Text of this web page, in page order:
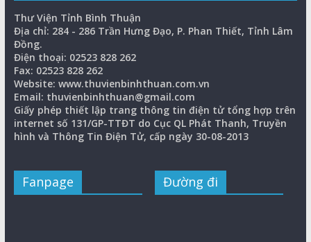
Thư Viện Tỉnh Bình Thuận
Địa chỉ: 284 - 286 Trần Hưng Đạo, P. Phan Thiết, Tỉnh Lâm
Đồng.
Điện thoại: 02523 828 262
Fax: 02523 828 262
Website: www.thuvienbinhthuan.com.vn
Email: thuvienbinhthuan@gmail.com
Giấy phép thiết lập trang thông tin điện tử tổng hợp trên
internet số 131/GP-TTĐT do Cục QL Phát Thanh, Truyền
hình và Thông Tin Điện Tử, cấp ngày 30-08-2013
Fanpage Đường đi